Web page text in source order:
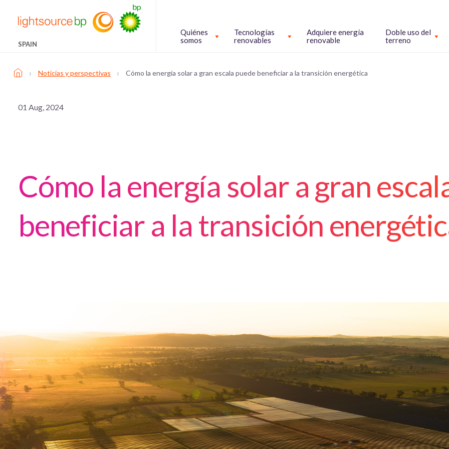
SPAIN
Quiénes
somos
Tecnologías
renovables
Adquiere energía
renovable
Doble uso del
terreno
› Noticias y perspectivas › Cómo la energía solar a gran escala puede beneficiar a la transición energética
01 Aug, 2024
Cómo la energía solar a gran
beneficiar a la transición